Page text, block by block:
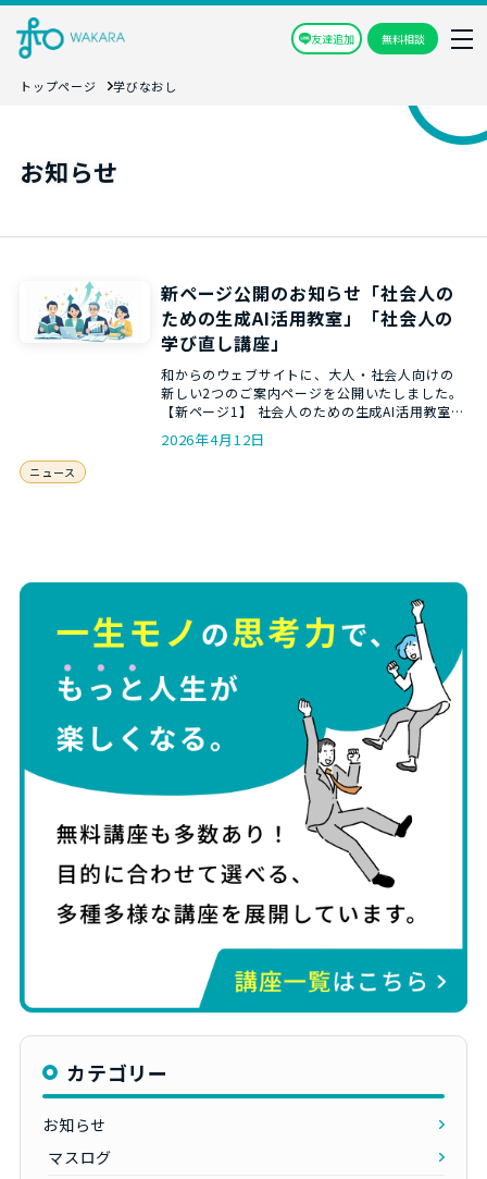
友達追加 無料相談
トップページ 学びなおし
お知らせ
新ページ公開のお知らせ「社会人の
ための生成AI活用教室」「社会人の
学び直し講座」
和からのウェブサイトに、大人・社会人向けの
新しい2つのご案内ページを公開いたしました。
【新ページ1】 社会人のための生成AI活用教室
ChatGPT …
2026年4月12日
ニュース
カテゴリー
お知らせ
マスログ